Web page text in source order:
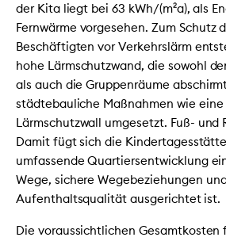
der Kita liegt bei 63 kWh/(m²a), als
Fernwärme vorgesehen. Zum Schutz
Beschäftigten vor Verkehrslärm
hohe Lärmschutzwand, die sowohl
als auch die Gruppenräume
städtebauliche Maßnahmen wie
Lärmschutzwall umgesetzt. Fuß- und
Damit fügt sich die
umfassende Quartiersentwicklung
Wege, sichere Wegebeziehungen
Aufenthaltsqualität ausgerichtet ist.
Die voraussichtlichen Gesamtkosten